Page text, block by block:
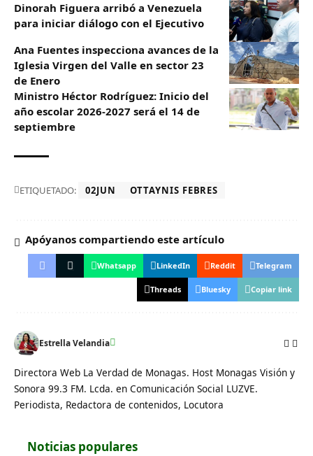
Dinorah Figuera arribó a Venezuela
para iniciar diálogo con el Ejecutivo
Ana Fuentes inspecciona avances de la
Iglesia Virgen del Valle en sector 23
de Enero
Ministro Héctor Rodríguez: Inicio del
año escolar 2026-2027 será el 14 de
septiembre
ETIQUETADO: 02JUN OTTAYNIS FEBRES
Apóyanos compartiendo este artículo
Whatsapp LinkedIn Reddit Telegram
Threads Bluesky Copiar link
Estrella Velandia
Directora Web La Verdad de Monagas. Host Monagas Visión y
Sonora 99.3 FM. Lcda. en Comunicación Social LUZVE.
Periodista, Redactora de contenidos, Locutora
Noticias populares